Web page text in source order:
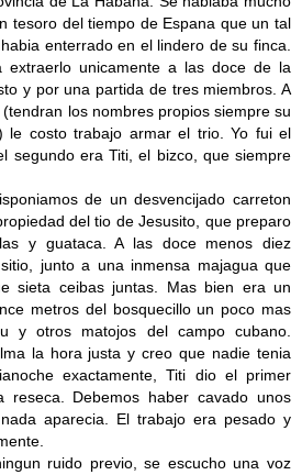
tesoro del tiempo de Espana que un tal
enterrado en el lindero de su finca.
extraerlo unicamente a las doce de la
y por una partida de tres miembros. A
los nombres propios siempre su
le costo trabajo armar el trio. Yo fui el
segundo era Titi, el bizco, que siempre
de un desvencijado carreton
del tio de Jesusito, que preparo
y guataca. A las doce menos diez
junto a una inmensa majagua que
sieta ceibas juntas. Mas bien era un
metros del bosquecillo un poco mas
y otros matojos del campo cubano.
la hora justa y creo que nadie tenia
exactamente, Titi dio el primer
reseca. Debemos haber cavado unos
aparecia. El trabajo era pesado y
ruido previo, se escucho una voz